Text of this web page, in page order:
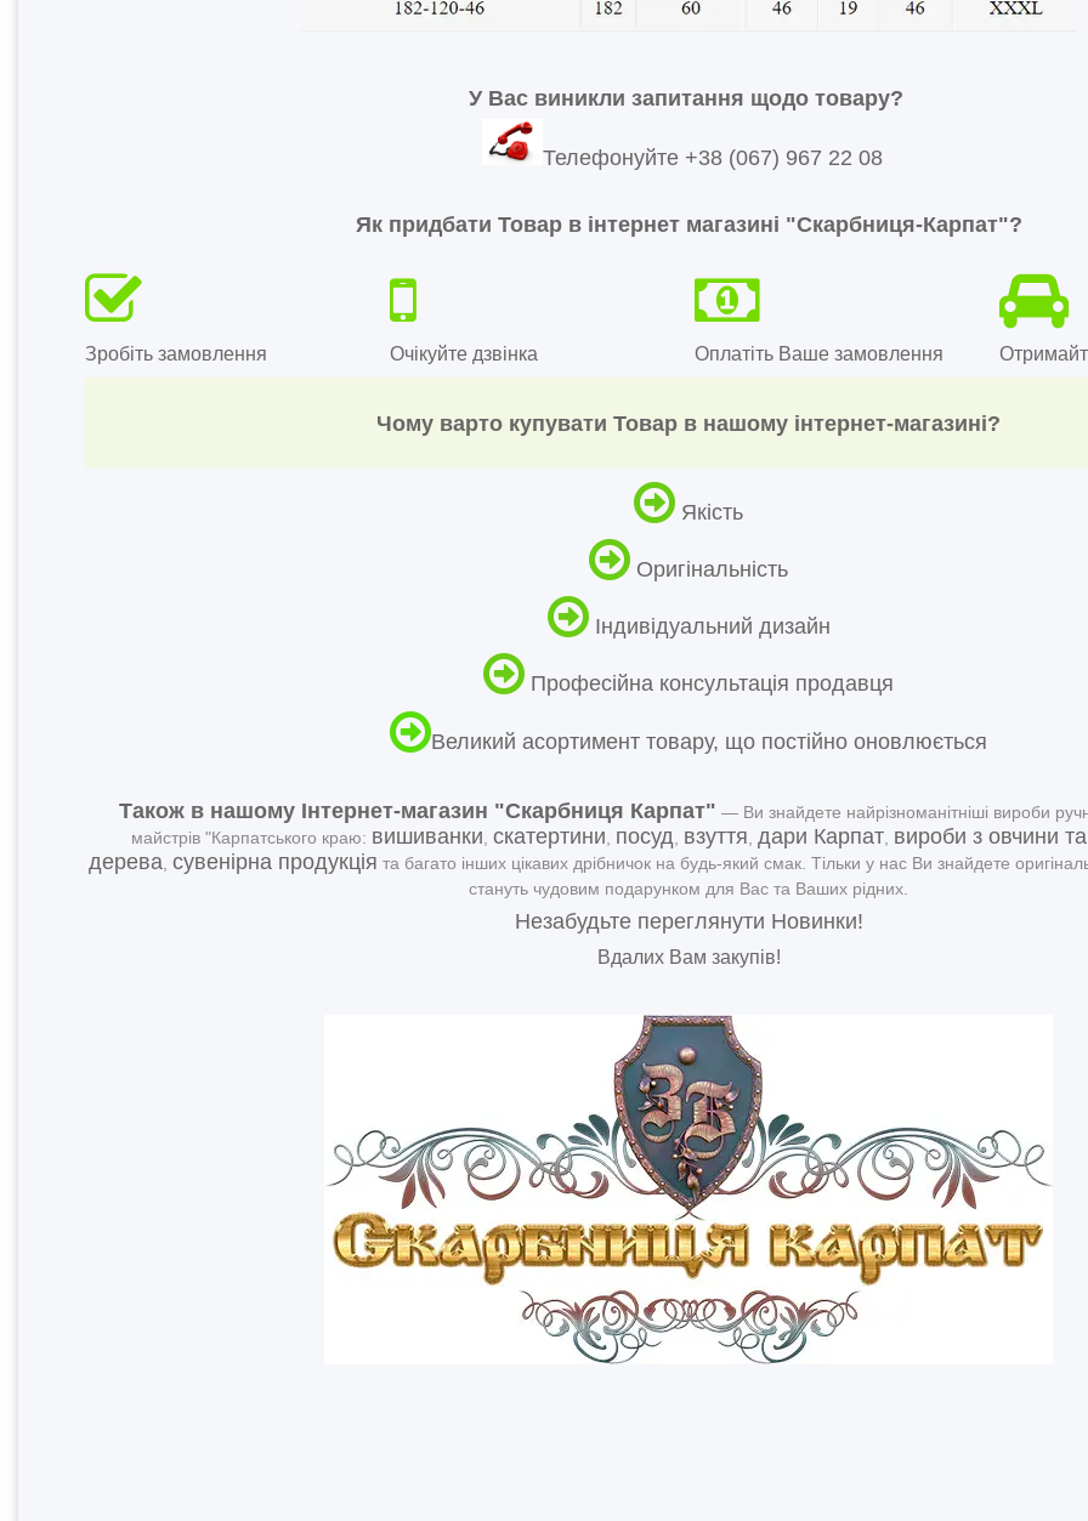
У Вас виникли запитання щодо товару?
Телефонуйте +38 (067) 967 22 08
Як придбати Товар в інтернет магазині "Скарбниця-Карпат"?
Зробіть замовлення Очікуйте дзвінка Оплатіть Ваше замовлення
Чому варто купувати Товар в нашому інтернет-магазині?
Якість
Оригінальність
Індивідуальний дизайн
Професійна консультація продавця
Великий асортимент товару, що постійно оновлюється
Також в нашому Інтернет-магазин "Скарбниця Карпат" ― Ви знайдете найрізноманітніші вироби
майстрів "Карпатського краю: вишиванки скатертини посуд взуття дари Карпат, вироби з овчини
дерева сувенірна продукція та багато інших цікавих дрібничок на будь-який смак. Тільки у нас Ви знайдете
стануть чудовим подарунком для Вас та Ваших рідних.
Незабудьте переглянути Новинки!
Вдалих Вам закупів!